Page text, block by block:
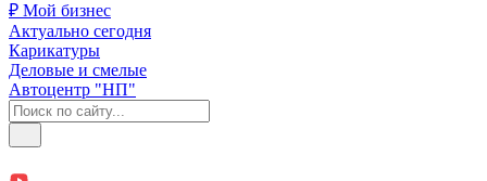
₽ Мой бизнес
Актуально сегодня
Карикатуры
Деловые и смелые
Автоцентр "НП"